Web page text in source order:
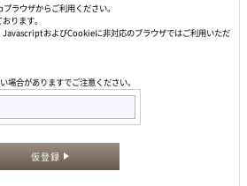
ラウザからご利用ください。
ります。
JavascriptおよびCookieに非対応のブラウザではご利用いただ
合がありますでご注意ください。
仮登録